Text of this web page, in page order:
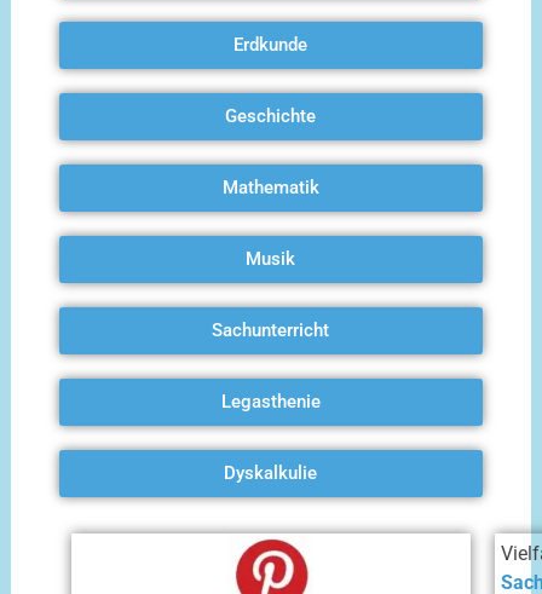
Erdkunde
Geschichte
Mathematik
Musik
Sachunterricht
Legasthenie
Dyskalkulie